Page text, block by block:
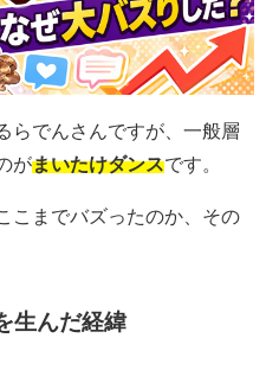
らでんさんですが、一般層
がまいたけダンスです。
こまでバズったのか、その
生んだ経緯